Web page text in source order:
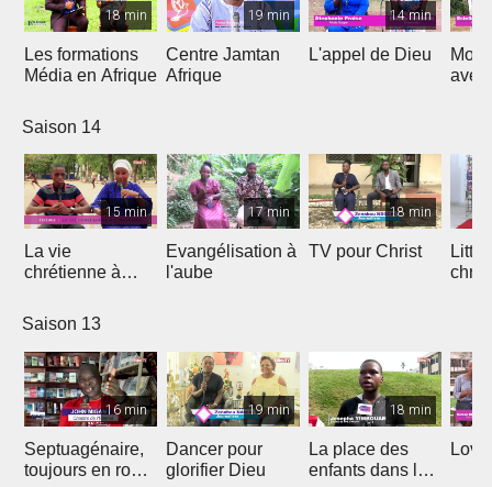
18 min
Les formations
Média en Afrique
19 min
Centre Jamtan
Afrique
14 min
L'appel de Dieu
Mon
avec
Saison 14
15 min
La vie
chrétienne à
17 min
Evangélisation à
l'aube
18 min
TV pour Christ
Saison 13
16 min
Septuagénaire,
toujours en route
19 min
Dancer pour
glorifier Dieu
18 min
La place des
enfants dans le